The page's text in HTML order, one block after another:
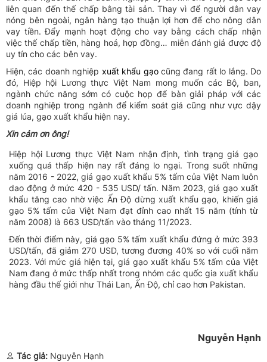
liên quan đến thế chấp bằng tài sản. Thay vì để người dân vay
nóng bên ngoài, ngân hàng tạo thuận lợi hơn để cho nông dân
vay tiền. Đẩy mạnh hoạt động cho vay bằng cách chấp nhận
việc thế chấp tiền, hàng hoá, hợp đồng… miễn đánh giá được độ
uy tín cho các bên vay.
Hiện, các doanh nghiệp xuất khẩu gạocũng đang rất lo lắng. Do
đó, Hiệp hội Lương thực Việt Nam mong muốn các Bộ, ban,
ngành chức năng sớm có cuộc họp để bàn giải pháp với các
doanh nghiệp trong ngành để kiểm soát giá cũng như vực dậy
giá lúa, gạo xuất khẩu hiện nay.
Xin cảm ơn ông!
Hiệp hội Lương thực Việt Nam nhận định, tình trạng giá gạo
xuống quá thấp hiện nay rất đáng lo ngại. Trong suốt những
năm 2016 - 2022, giá gạo xuất khẩu 5% tấm của Việt Nam luôn
dao động ở mức 420 - 535 USD/ tấn. Năm 2023, giá gạo xuất
khẩu tăng cao nhờ việc Ấn Độ dừng xuất khẩu gạo, khiến giá
gạo 5% tấm của Việt Nam đạt đỉnh cao nhất 15 năm (tính từ
năm 2008) là 663 USD/tấn vào tháng 11/2023.
Đến thời điểm này, giá gạo 5% tấm xuất khẩu đứng ở mức 393
USD/tấn, đã giảm 270 USD, tương đương 40% so với cuối năm
2023. Với mức giá hiện tại, giá gạo xuất khẩu 5% tấm của Việt
Nam đang ở mức thấp nhất trong nhóm các quốc gia xuất khẩu
hàng đầu thế giới như Thái Lan, Ấn Độ, chỉ cao hơn Pakistan.
Nguyễn Hạnh
Tác giả: Nguyễn Hạnh